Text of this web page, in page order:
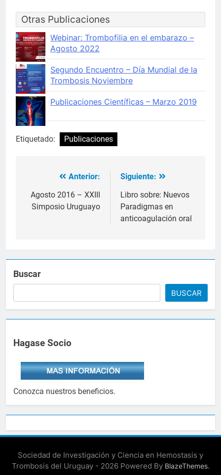
Otras Publicaciones
Webinar: Trombofilia en el embarazo –
Agosto 2022
Segundo Encuentro – Día Mundial de la
Trombosis Noviembre
Publicaciones Científicas – Marzo 2019
Etiquetado: Publicaciones
Navegación
de
entradas
Anterior:
Agosto 2016 – XXIII
Simposio Uruguayo
Siguiente:
Libro sobre: Nuevos
Paradigmas en
anticoagulación oral
Buscar
BUSCAR
Hagase Socio
Conozca nuestros beneficios.
Sociedad de Investigación y Ciencia en Hemostasis y
Trombosis del Uruguay - 2026 Powered By BlazeThemes.